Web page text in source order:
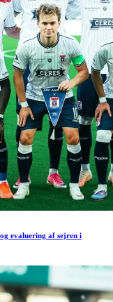
evaluering af sejren i